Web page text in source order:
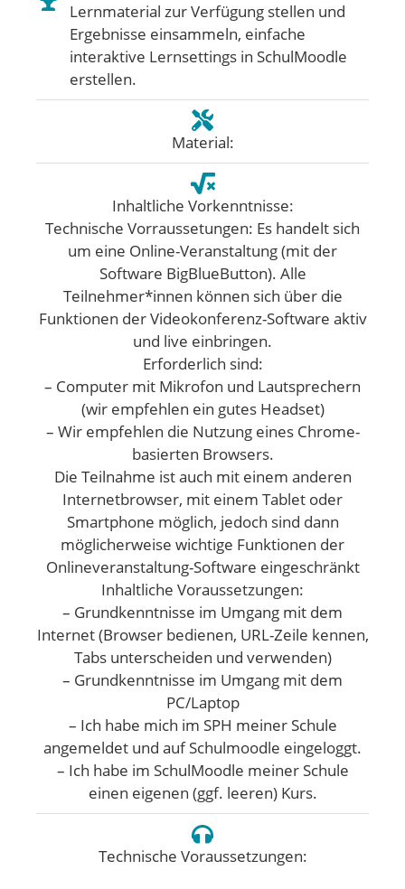
Lernmaterial zur Verfügung stellen und
Ergebnisse einsammeln, einfache
interaktive Lernsettings in SchulMoodle
erstellen.
Material:
Inhaltliche Vorkenntnisse:
Technische Vorraussetungen: Es handelt sich
um eine Online-Veranstaltung (mit der
Software BigBlueButton). Alle
Teilnehmer*innen können sich über die
Funktionen der Videokonferenz-Software aktiv
und live einbringen.
Erforderlich sind:
– Computer mit Mikrofon und Lautsprechern
(wir empfehlen ein gutes Headset)
– Wir empfehlen die Nutzung eines Chrome-
basierten Browsers.
Die Teilnahme ist auch mit einem anderen
Internetbrowser, mit einem Tablet oder
Smartphone möglich, jedoch sind dann
möglicherweise wichtige Funktionen der
Onlineveranstaltung-Software eingeschränkt
Inhaltliche Voraussetzungen:
– Grundkenntnisse im Umgang mit dem
Internet (Browser bedienen, URL-Zeile kennen,
Tabs unterscheiden und verwenden)
– Grundkenntnisse im Umgang mit dem
PC/Laptop
– Ich habe mich im SPH meiner Schule
angemeldet und auf Schulmoodle eingeloggt.
– Ich habe im SchulMoodle meiner Schule
einen eigenen (ggf. leeren) Kurs.
Technische Voraussetzungen: